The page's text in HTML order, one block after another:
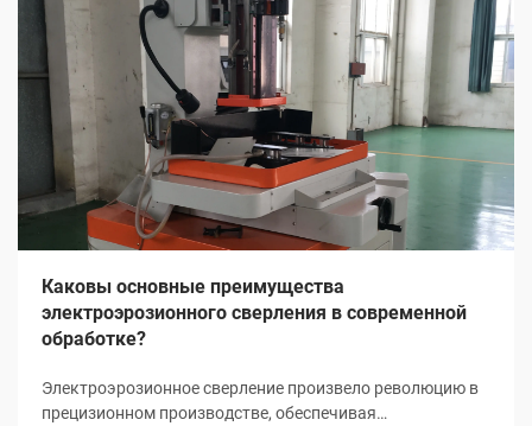
Каковы основные преимущества
электроэрозионного сверления в современной
обработке?
Электроэрозионное сверление произвело революцию в
прецизионном производстве, обеспечивая